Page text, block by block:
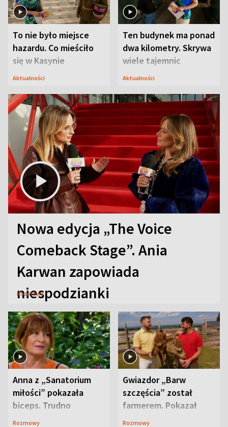
To nie było miejsce
hazardu. Co mieściło
się w Kasynie
Oficerskim?
Aktualności
Ten budynek ma ponad
dwa kilometry. Skrywa
wiele tajemnic
Aktualności
Nowa edycja „The Voice
Comeback Stage”. Ania
Karwan zapowiada
niespodzianki
Rozmowy
Anna z „Sanatorium
miłości” pokazała
biceps. Trudno
uwierzyć, co przeszła
Rozmowy
Gwiazdor „Barw
szczęścia” został
farmerem. Pokazał
swoje niezwykłe
Rozmowy